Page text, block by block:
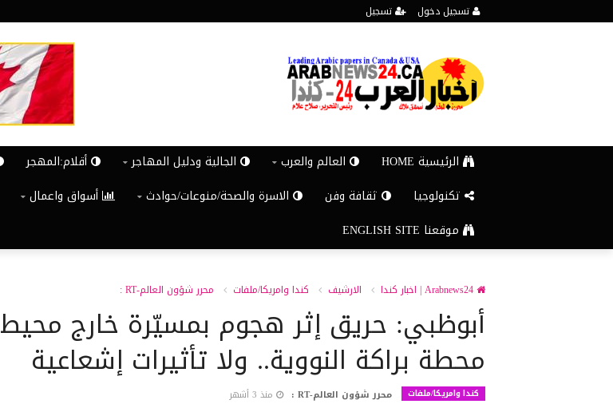
تسجيل دخول تسجيل
الرئيسية HOME العالم والعرب الجالية ودليل المهاجر أقلام:المهجر
تكنولوجيا
ثقافة وفن الاسرة والصحة/منوعات/حوادث أسواق واعمال
موقعنا ENGLISH SITE
الارشيف كندا وامريكا/ملفات محرر شؤون العالم-RT :
أبوظبي: حريق إثر هجوم بمسيّرة خارج محيط
محطة براكة النووية.. ولا تأثيرات إشعاعية
كندا وامريكا/ملفات محرر شؤون العالم-RT : منذ 3 أشهر